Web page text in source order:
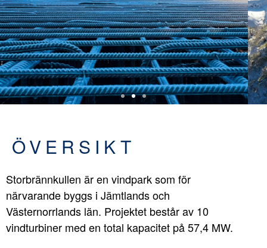
ÖVERSIKT
Storbrännkullen är en vindpark som för
närvarande byggs i Jämtlands och
Västernorrlands län. Projektet består av 10
vindturbiner med en total kapacitet på 57,4 MW.